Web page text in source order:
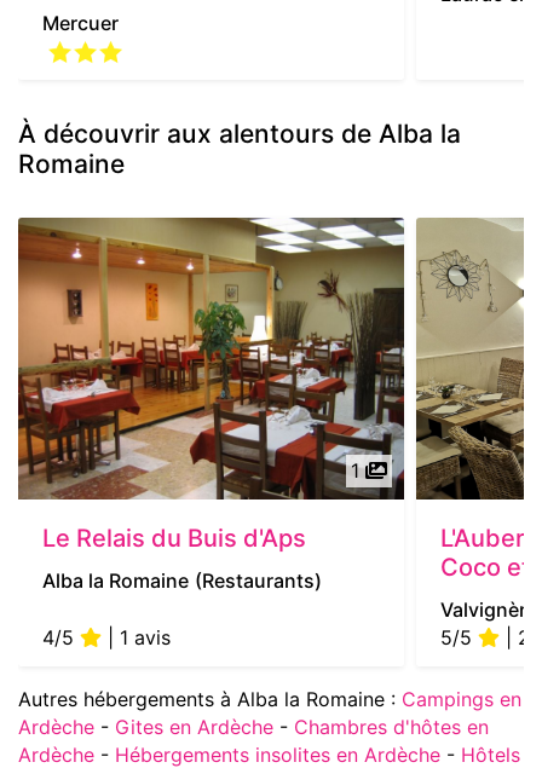
Mercuer
À découvrir aux alentours de Alba la
Romaine
1
Le Relais du Buis d'Aps
Alba la Romaine (Restaurants)
4/5 | 1 avis
Coco et
5/5
| 2
Autres hébergements à Alba la Romaine : Campings en
Ardèche - Gites en Ardèche - Chambres d'hôtes en
Ardèche - Hébergements insolites en Ardèche - Hôtels